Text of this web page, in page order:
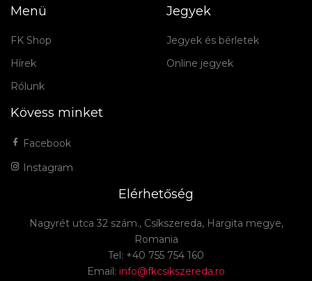
Menü
FK Shop
Hírek
Rólunk
Jegyek
Jegyek és bérletek
Online jegyek
Kövess minket
Facebook
Instagram
Elérhetőség
Nagyrét utca 32 szám., Csíkszereda, Hargita megye,
Romania
Tel: +40 755 754 160
Email: info@fkcsikszereda.ro